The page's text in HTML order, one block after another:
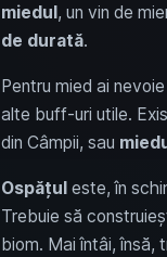
miedul, un vin de
de durată.
Pentru mied ai
alte buff-uri utile.
din Câmpii, sau
Ospățuleste, în
Trebuie să
biom. Mai întâi, însă,